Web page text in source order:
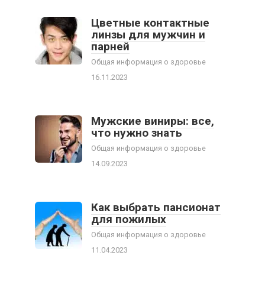
Цветные контактные
линзы для мужчин и
парней
Общая информация о здоровье
16.11.2023
Мужские виниры: все,
что нужно знать
Общая информация о здоровье
14.09.2023
Как выбрать пансионат
для пожилых
Общая информация о здоровье
11.04.2023